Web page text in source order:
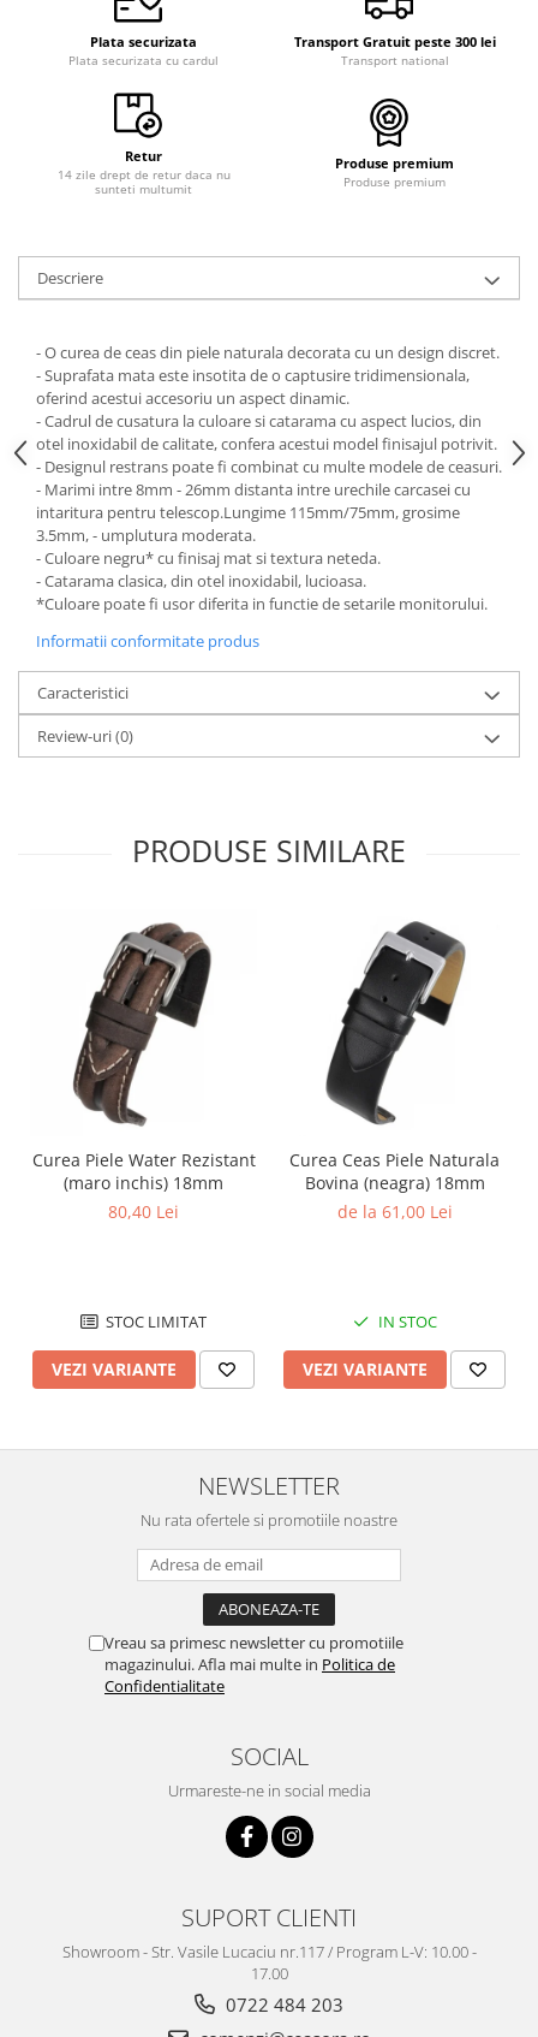
Curele militare
Curele piele
Curele Samsung Watch
Curele textile
Handmade / Bijutieri
Clesti Miniatura
Curatare Bijuterii
Dispozitive Bratari
Dispozitive Inele
Dispozitive Margelit
Fierastraie / Panze
Mandrine si Burghie
Menghine
Modelarea Metalului
Nicovale si Suporti
Pensete
Perii
Scule de Mana
Turnare, Lipire, Finisare
PROMOTII Scule Bijutier
Catarame curea
Chei Pendula
Clesti Miniatura
Curatare si Intretinere
Cutii Pastrare Ceasuri
Dispozitive Bratari si Curele
Dispozitive Capace Ceas
Extractoare Indicatoare
Pensete
Piese Ceasuri
Scule Speciale
Plata securizata
Plata securizata cu cardul
Transport Gratuit peste 300 lei
Transport national
Retur
14 zile drept de retur daca nu
sunteti multumit
Produse premium
Produse premium
Descriere
- O curea de ceas din piele naturala decorata cu un design discret.
- Suprafata mata este insotita de o captusire tridimensionala,
oferind acestui accesoriu un aspect dinamic.
- Cadrul de cusatura la culoare si catarama cu aspect lucios, din
otel inoxidabil de calitate, confera acestui model finisajul potrivit.
- Designul restrans poate fi combinat cu multe modele de ceasuri.
- Marimi intre 8mm - 26mm distanta intre urechile carcasei cu
intaritura pentru telescop.Lungime 115mm/75mm, grosime
3.5mm, - umplutura moderata.
- Culoare negru* cu finisaj mat si textura neteda.
- Catarama clasica, din otel inoxidabil, lucioasa.
*Culoare poate fi usor diferita in functie de setarile monitorului.
Informatii conformitate produs
Caracteristici
Review-uri(0)
PRODUSE SIMILARE
Curea Piele Water Rezistant
(maro inchis) 18mm
80,40 Lei
STOC LIMITAT
VEZI VARIANTE
Curea Ceas Piele Naturala
Bovina (neagra) 18mm
de la 61,00 Lei
IN STOC
VEZI VARIANTE
NEWSLETTER
Nu rata ofertele si promotiile noastre
Vreau sa primesc newsletter cu promotiile
magazinului. Afla mai multe in Politica de
Confidentialitate
SOCIAL
Urmareste-ne in social media
SUPORT CLIENTI
Showroom - Str. Vasile Lucaciu nr.117 / Program L-V: 10.00 -
17.00
0722 484 203